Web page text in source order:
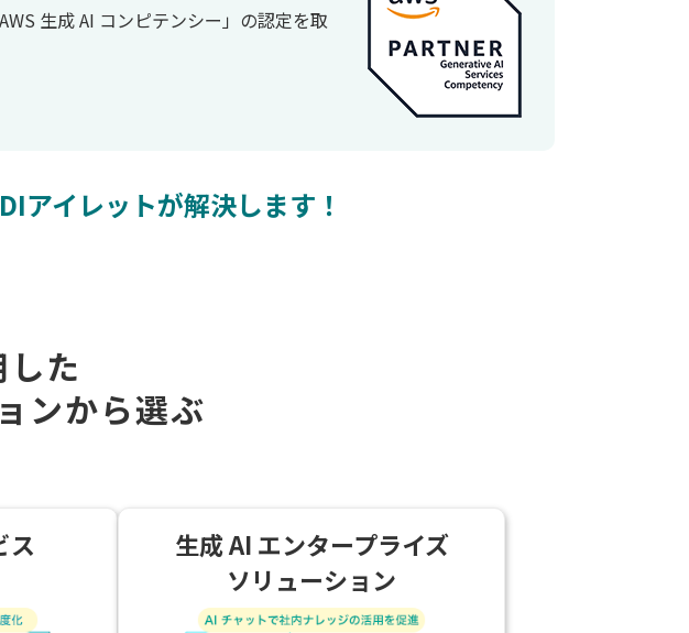
生成 AI コンピテンシー」の認定を取
アイレットが解決します！
た
ンから選ぶ
ス
生成 AI エンタープライズ
ソリューション